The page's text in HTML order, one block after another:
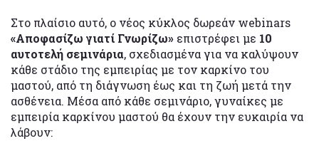
Στο πλαίσιο αυτό, ο νέος κύκλος δωρεάν webinars
«Αποφασίζω γιατί Γνωρίζω» επιστρέφει με 10
αυτοτελή σεμινάρια, σχεδιασμένα για να καλύψουν
κάθε στάδιο της εμπειρίας με τον καρκίνο του
μαστού, από τη διάγνωση έως και τη ζωή μετά την
ασθένεια. Μέσα από κάθε σεμινάριο, γυναίκες με
εμπειρία καρκίνου μαστού θα έχουν την ευκαιρία να
λάβουν: